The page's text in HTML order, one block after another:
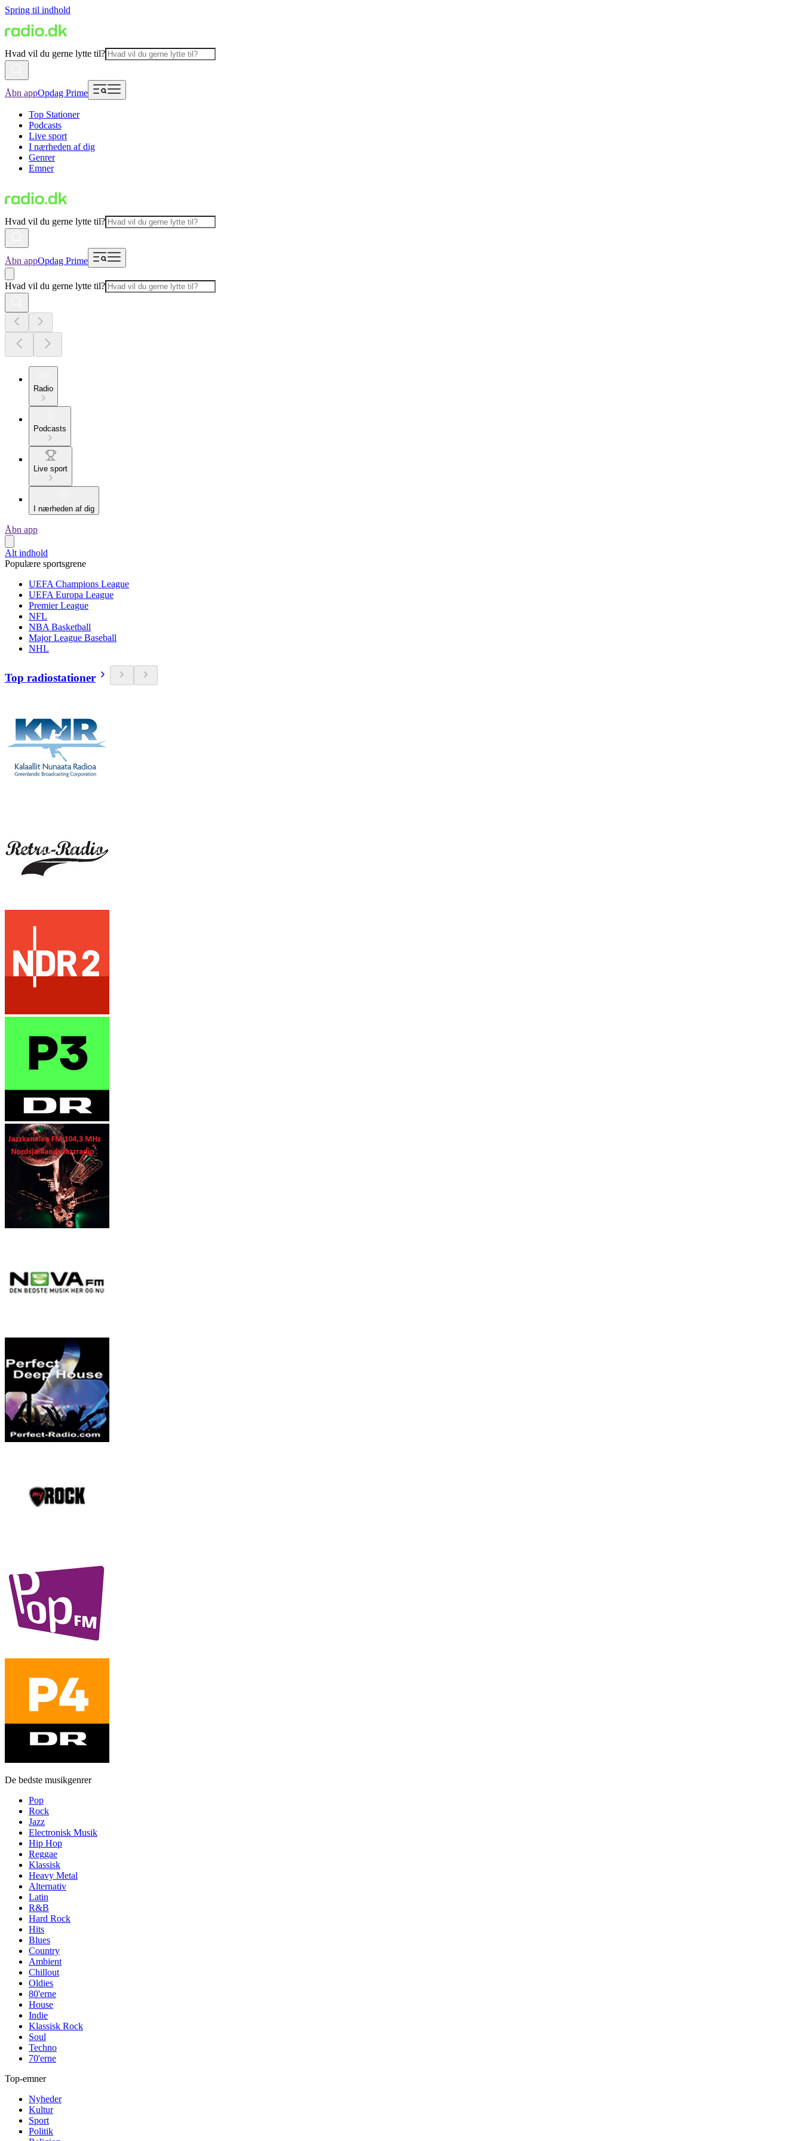
Spring til indhold
Hvad vil du gerne lytte til?
Åbn appOpdag Prime
Top Stationer
Podcasts
Live sport
I nærheden af dig
Genrer
Emner
Hvad vil du gerne lytte til?
Åbn appOpdag Prime
Hvad vil du gerne lytte til?
Radio
Podcasts
Live sport
I nærheden af dig
Åbn app
Alt indhold
Populære sportsgrene
UEFA Champions League
UEFA Europa League
Premier League
NFL
NBA Basketball
Major League Baseball
NHL
Top radiostationer
De bedste musikgenrer
Pop
Rock
Jazz
Electronisk Musik
Hip Hop
Reggae
Klassisk
Heavy Metal
Alternativ
Latin
R&B
Hard Rock
Hits
Blues
Country
Ambient
Chillout
Oldies
80'erne
House
Indie
Klassisk Rock
Soul
Techno
70'erne
Top-emner
Nyheder
Kultur
Sport
Politik